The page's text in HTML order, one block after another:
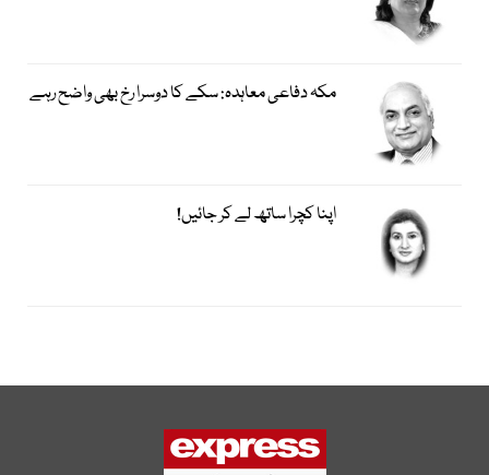
مکہ دفاعی معاہدہ: سکے کا دوسرا رخ بھی واضح رہے
اپنا کچرا ساتھ لے کر جائیں!